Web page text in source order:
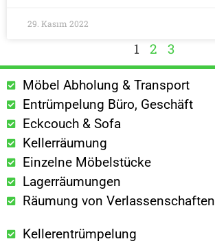
29. Kasım 2022
1 2 3
Möbel Abholung & Transport
Entrümpelung Büro, Geschäft
Eckcouch & Sofa
Kellerräumung
Einzelne Möbelstücke
Lagerräumungen
Räumung von Verlassenschaften
Kellerentrümpelung